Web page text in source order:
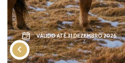
VÁLIDO ATÉ 31 DEZEMBRO 2026